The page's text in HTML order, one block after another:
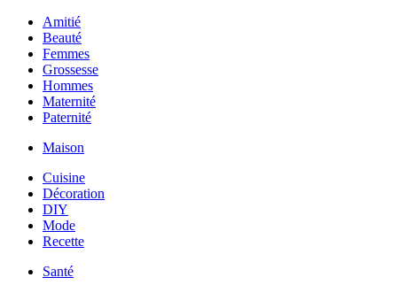
Amitié
Beauté
Femmes
Grossesse
Hommes
Maternité
Paternité
Maison
Cuisine
Décoration
DIY
Mode
Recette
Santé